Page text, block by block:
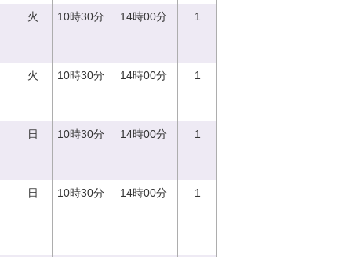
火 10時30分 14時00分 1
火 10時30分 14時00分 1
日 10時30分 14時00分 1
日 10時30分 14時00分 1